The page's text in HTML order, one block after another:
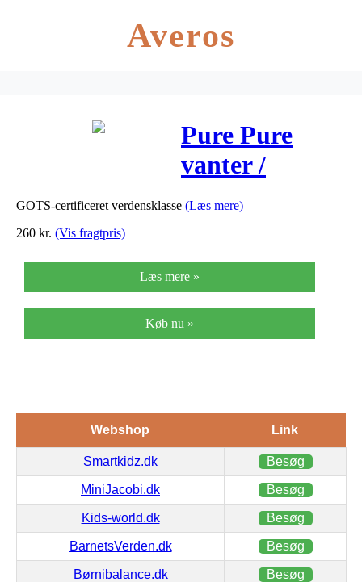
Averos
Pure Pure
vanter /
pulsvarmere
Pale Gold
GOTS-certificeret verdensklasse (Læs mere)
260 kr. (Vis fragtpris)
Læs mere »
Køb nu »
Webshop Link
Smartkidz.dk Besøg
MiniJacobi.dk Besøg
Kids-world.dk Besøg
BarnetsVerden.dk Besøg
Børnibalance.dk Besøg